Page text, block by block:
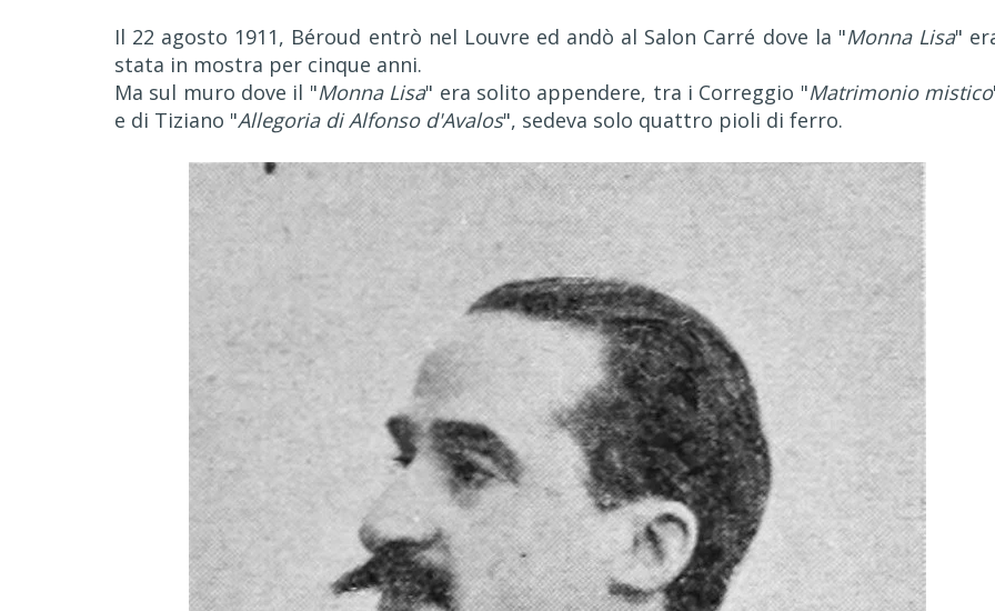
Il 22 agosto 1911, Béroud entrò nel Louvre ed andò al Salon Carré dove la "Monna Lisa"
stata in mostra per cinque anni.
Ma sul muro dove il "Monna Lisa" era solito appendere, tra i Correggio "Matrimonio mistico
e di Tiziano "Allegoria di Alfonso d'Avalos", sedeva solo quattro pioli di ferro.